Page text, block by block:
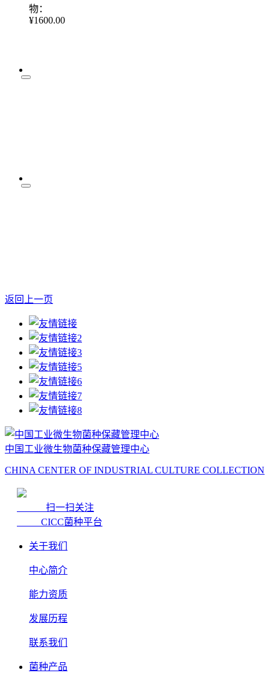
物：
¥1600.00
返回上一页
中国工业微生物菌种保藏管理中心
CHINA CENTER OF INDUSTRIAL CULTURE COLLECTION
扫一扫关注
CICC菌种平台
关于我们
中心简介
能力资质
发展历程
联系我们
菌种产品